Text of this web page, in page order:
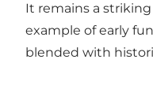
It remains a
example of early
blended with